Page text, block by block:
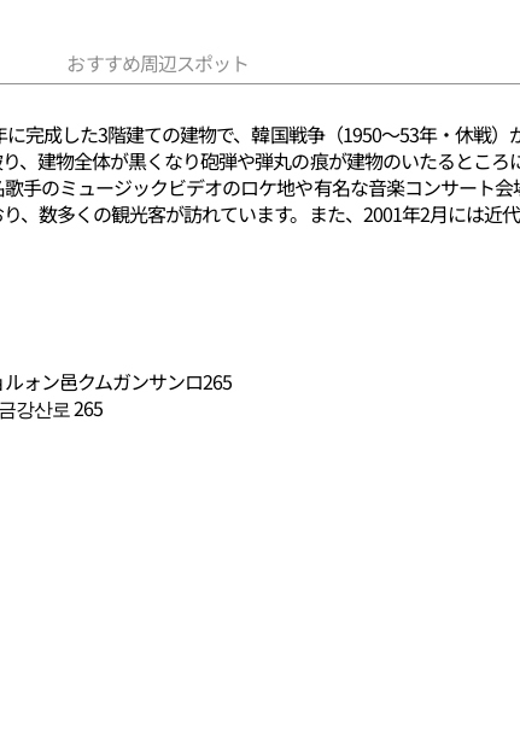
おすすめ周辺スポット
完成した3階建ての建物で、韓国戦争（1950～53年・休戦
、建物全体が黒くなり砲弾や弾丸の痕が建物のいたるとこ
手のミュージックビデオのロケ地や有名な音楽コンサート
、数多くの観光客が訪れています。また、2001年2月には
ォン邑クムガンサンロ265
강산로 265